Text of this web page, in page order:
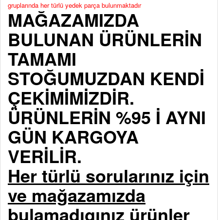
gruplarında her türlü yedek parça bulunmaktadır
MAĞAZAMIZDA
BULUNAN ÜRÜNLERİN
TAMAMI
STOĞUMUZDAN KENDİ
ÇEKİMİMİZDİR.
ÜRÜNLERİN %95 İ AYNI
GÜN KARGOYA
VERİLİR.
Her türlü sorularınız için
ve mağazamızda
bulamadıgınız ürünler